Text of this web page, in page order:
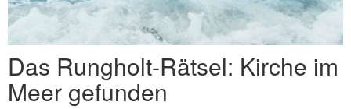
Das Rungholt-Rätsel: Kirche im
Meer gefunden